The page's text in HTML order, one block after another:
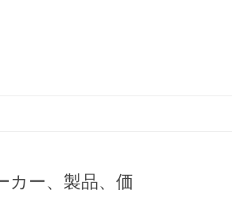
ッ
ー、製品、価